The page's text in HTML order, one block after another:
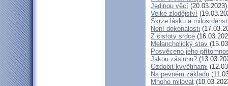
Jedinou věcí (20.03.2023)
Velké zlodějství
Skrze lásku a
Není dokonalosti
Z čistoty srdce
Melancholický stav
Posvěceno jeho
Jakou zásluhu?
Ozdobit kvvětinami
Na pevném základu
Mnoho milovat